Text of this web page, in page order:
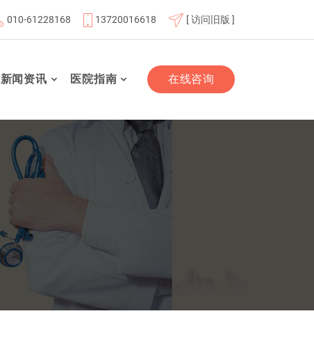
北京航天总医院联体成员单位 北京市老年友善医疗机构
010-61228168 13720016618 [ 访问旧版 ]
新闻资讯 医院指南 在线咨询